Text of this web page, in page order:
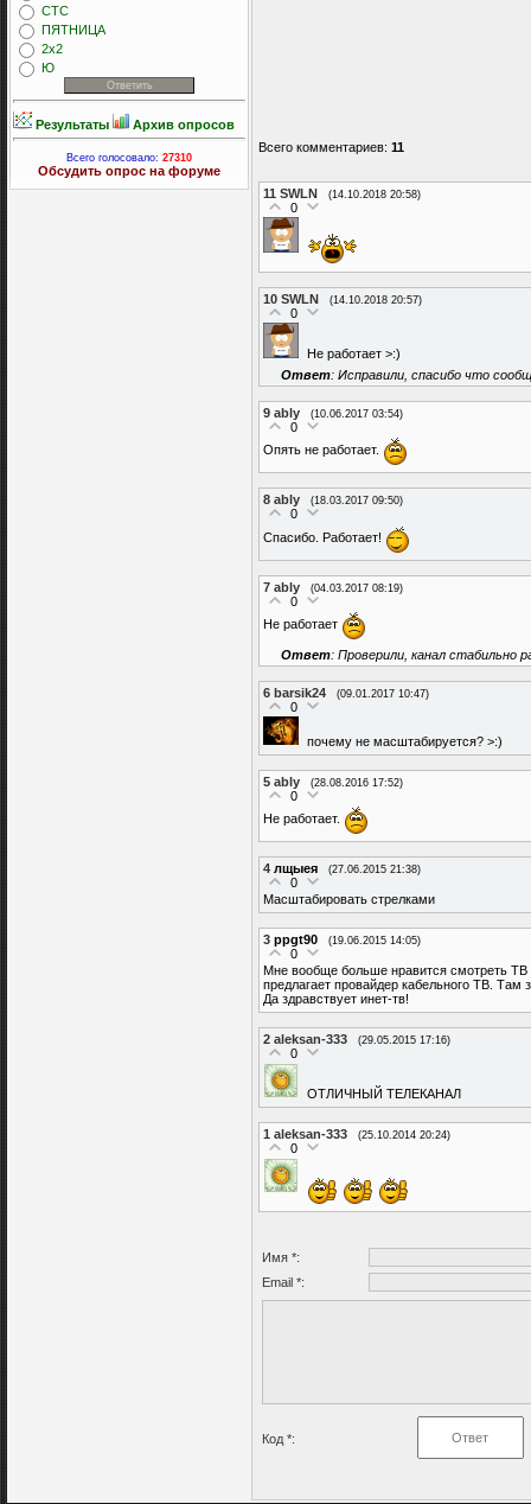
СТС
ПЯТНИЦА
2x2
Ю
Результаты Архив опросов
Всего голосовало: 27310
Обсудить опрос на форуме
Всего комментариев: 11
11 SWLN (14.10.2018 20:58)
0
10 SWLN (14.10.2018 20:57)
0
Не работает >:)
Ответ: Исправили, спасибо что
9 ably (10.06.2017 03:54)
0
Опять не работает.
8 ably (18.03.2017 09:50)
0
Спасибо. Работает!
7 ably (04.03.2017 08:19)
0
Не работает
Ответ: Проверили, канал стабильно
6 barsik24 (09.01.2017 10:47)
0
почему не масштабируется? >:)
5 ably (28.08.2016 17:52)
0
Не работает.
4 лщыея (27.06.2015 21:38)
0
Масштабировать стрелками
3 ppgt90 (19.06.2015 14:05)
0
Мне вообще больше нравится смотреть ТВ
предлагает провайдер кабельного ТВ. Там
Да здравствует инет-тв!
2 aleksan-333 (29.05.2015 17:16)
0
ОТЛИЧНЫЙ ТЕЛЕКАНАЛ
1 aleksan-333 (25.10.2014 20:24)
0
Имя *:
Email *:
Код *: